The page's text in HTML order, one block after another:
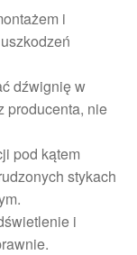
i
dźwignię w
producenta, nie
pod kątem
stykach
i